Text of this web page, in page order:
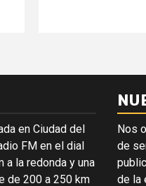
en Ciudad del
FM en el dial
a la redonda y una
de 200 a 250 km
Nos
de
de la